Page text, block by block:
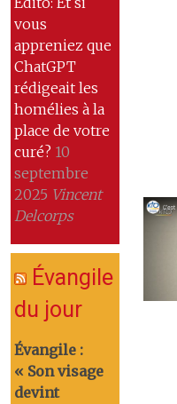
vous
appreniez que
ChatGPT
rédigeait les
homélies à la
place de votre
curé? 10
septembre
2025 Vincent
Delcorps
Évangile
du jour
Évangile :
« Son visage
devint